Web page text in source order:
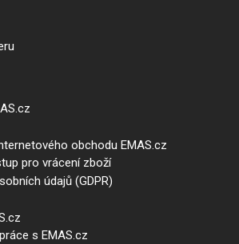
obchodu EMAS.cz
pro vrácení zboží
údajů (GDPR)
s EMAS.cz